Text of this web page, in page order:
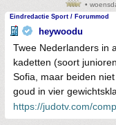
•
Eindredactie Sport / Forummod
heywoodu
Twee Nederlanders in
kadetten (soort
Sofia, maar beiden
goud in vier
https://judotv.com/